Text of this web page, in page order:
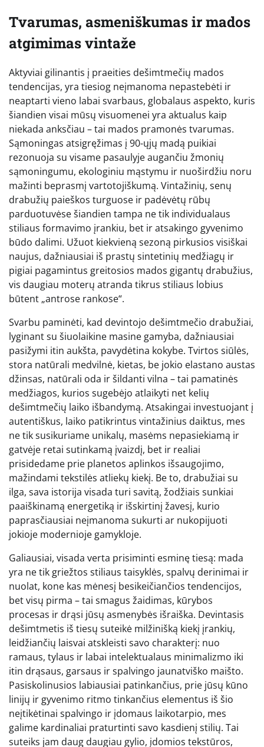
Tvarumas, asmeniškumas ir mados
atgimimas vintaže
Aktyviai gilinantis į praeities dešimtmečių mados
tendencijas, yra tiesiog neįmanoma nepastebėti ir
neaptarti vieno labai svarbaus, globalaus aspekto, kuris
šiandien visai mūsų visuomenei yra aktualus kaip
niekada anksčiau – tai mados pramonės tvarumas.
Sąmoningas atsigręžimas į 90-ųjų madą puikiai
rezonuoja su visame pasaulyje augančiu žmonių
sąmoningumu, ekologiniu mąstymu ir nuoširdžiu noru
mažinti beprasmį vartotojiškumą. Vintažinių, senų
drabužių paieškos turguose ir padėvėtų rūbų
parduotuvėse šiandien tampa ne tik individualaus
stiliaus formavimo įrankiu, bet ir atsakingo gyvenimo
būdo dalimi. Užuot kiekvieną sezoną pirkusios visiškai
naujus, dažniausiai iš prastų sintetinių medžiagų ir
pigiai pagamintus greitosios mados gigantų drabužius,
vis daugiau moterų atranda tikrus stiliaus lobius
būtent „antrose rankose“.
Svarbu paminėti, kad devintojo dešimtmečio drabužiai,
lyginant su šiuolaikine masine gamyba, dažniausiai
pasižymi itin aukšta, pavydėtina kokybe. Tvirtos siūlės,
stora natūrali medvilnė, kietas, be jokio elastano austas
džinsas, natūrali oda ir šildanti vilna – tai pamatinės
medžiagos, kurios sugebėjo atlaikyti net kelių
dešimtmečių laiko išbandymą. Atsakingai investuojant į
autentiškus, laiko patikrintus vintažinius daiktus, mes
ne tik susikuriame unikalų, masėms nepasiekiamą ir
gatvėje retai sutinkamą įvaizdį, bet ir realiai
prisidedame prie planetos aplinkos išsaugojimo,
mažindami tekstilės atliekų kiekį. Be to, drabužiai su
ilga, sava istorija visada turi savitą, žodžiais sunkiai
paaiškinamą energetiką ir išskirtinį žavesį, kurio
paprasčiausiai neįmanoma sukurti ar nukopijuoti
jokioje modernioje gamykloje.
Galiausiai, visada verta prisiminti esminę tiesą: mada
yra ne tik griežtos stiliaus taisyklės, spalvų derinimai ir
nuolat, kone kas mėnesį besikeičiančios tendencijos,
bet visų pirma – tai smagus žaidimas, kūrybos
procesas ir drąsi jūsų asmenybės išraiška. Devintasis
dešimtmetis iš tiesų suteikė milžinišką kiekį įrankių,
leidžiančių laisvai atskleisti savo charakterį: nuo
ramaus, tylaus ir labai intelektualaus minimalizmo iki
itin drąsaus, garsaus ir spalvingo jaunatviško maišto.
Pasiskolinusios labiausiai patinkančius, prie jūsų kūno
linijų ir gyvenimo ritmo tinkančius elementus iš šio
neįtikėtinai spalvingo ir įdomaus laikotarpio, mes
galime kardinaliai praturtinti savo kasdienį stilių. Tai
suteiks jam daug daugiau gylio, įdomios tekstūros,